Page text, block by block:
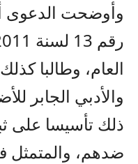
وأوضحت الدعوى
العام، وطالبا
والأدبي الجابر
ذلك تأسيسا على
ضدهم، والمتمثل